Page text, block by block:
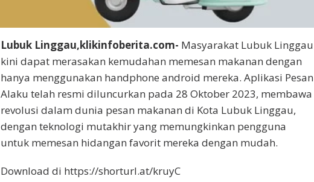
Lubuk Linggau,klikinfoberita.com- Masyarakat Lubuk Linggau
kini dapat merasakan kemudahan memesan makanan dengan
hanya menggunakan handphone android mereka. Aplikasi Pesan
Alaku telah resmi diluncurkan pada 28 Oktober 2023, membawa
revolusi dalam dunia pesan makanan di Kota Lubuk Linggau,
dengan teknologi mutakhir yang memungkinkan pengguna
untuk memesan hidangan favorit mereka dengan mudah.
Download di https://shorturl.at/kruyC